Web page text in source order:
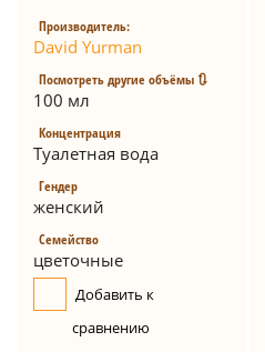
Производитель:
David Yurman
Посмотреть другие объёмы 🔃
100 мл
Концентрация
Туалетная вода
Гендер
женский
Семейство
цветочные
Добавить к
сравнению